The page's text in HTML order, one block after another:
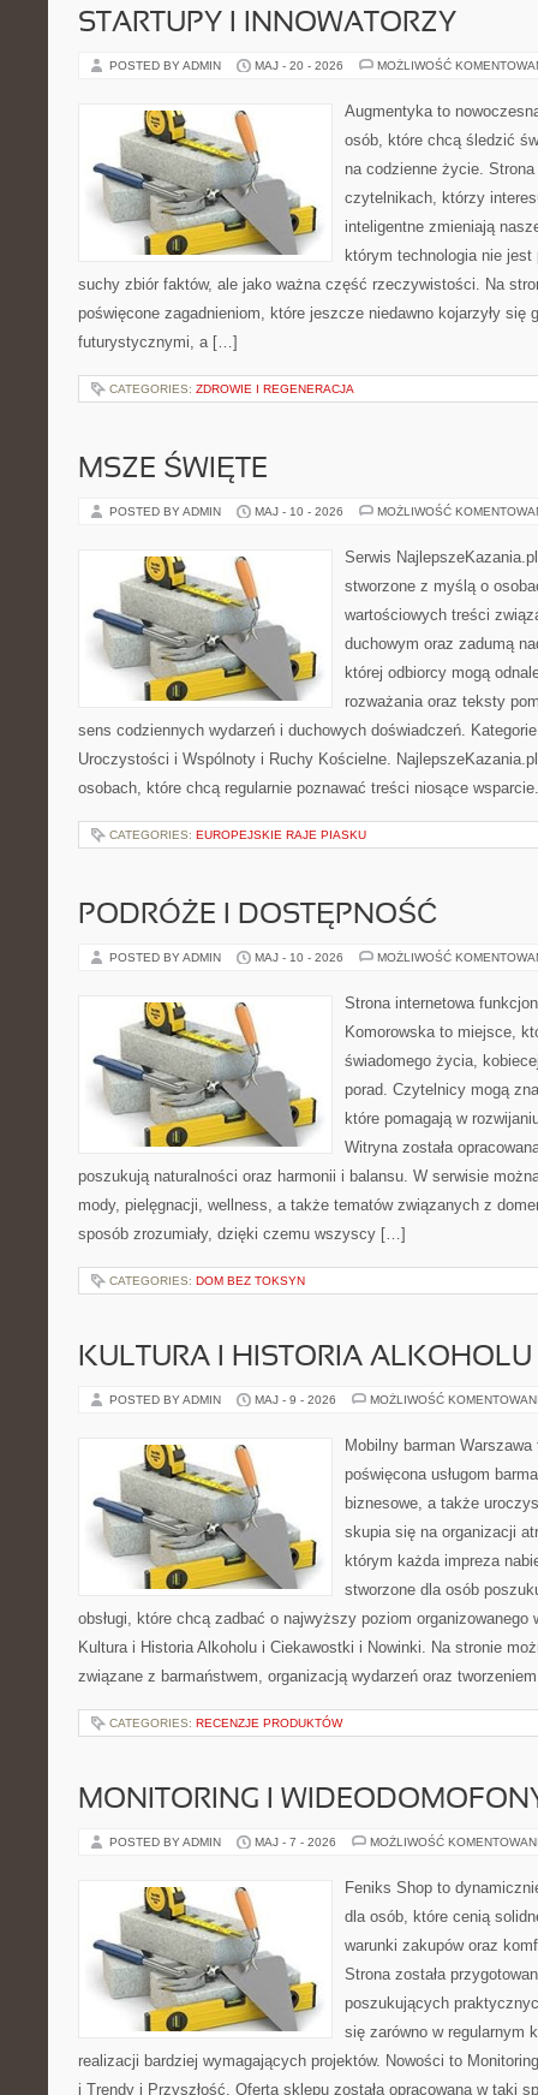
STARTUPY I INNOWATORZY
POSTED BY ADMIN MAJ - 20 - 2026 MOŻLIWOŚĆ
Augmentyka to
osób, które chcą śledzić
na codzienne życie.
czytelnikach, którzy
inteligentne zmieniają
którym technologia nie
suchy zbiór faktów, ale jako ważna część rzeczywistości. Na
poświęcone zagadnieniom, które jeszcze niedawno kojarzyły się
futurystycznymi, a […]
CATEGORIES: ZDROWIE I REGENERACJA
MSZE ŚWIĘTE
POSTED BY ADMIN MAJ - 10 - 2026 MOŻLIWOŚĆ
Serwis
stworzone z myślą o
wartościowych treści
duchowym oraz zadumą
której odbiorcy mogą
rozważania oraz teksty
sens codziennych wydarzeń i duchowych doświadczeń.
Uroczystości i Wspólnoty i Ruchy Kościelne.
osobach, które chcą regularnie poznawać treści niosące
CATEGORIES: EUROPEJSKIE RAJE PIASKU
PODRÓŻE I DOSTĘPNOŚĆ
POSTED BY ADMIN MAJ - 10 - 2026 MOŻLIWOŚĆ
Strona internetowa
Komorowska to miejsce,
świadomego życia,
porad. Czytelnicy mogą
które pomagają w
Witryna została
poszukują naturalności oraz harmonii i balansu. W serwisie
mody, pielęgnacji, wellness, a także tematów związanych z
sposób zrozumiały, dzięki czemu wszyscy […]
CATEGORIES: DOM BEZ TOKSYN
KULTURA I HISTORIA ALKOHOLU
POSTED BY ADMIN MAJ - 9 - 2026 MOŻLIWOŚĆ
Mobilny barman
poświęcona usługom
biznesowe, a także
skupia się na organizacji
którym każda impreza
stworzone dla osób
obsługi, które chcą zadbać o najwyższy poziom organizowanego
Kultura i Historia Alkoholu i Ciekawostki i Nowinki. Na stronie
związane z barmaństwem, organizacją wydarzeń oraz
CATEGORIES: RECENZJE PRODUKTÓW
MONITORING I
POSTED BY ADMIN MAJ - 7 - 2026 MOŻLIWOŚĆ
Feniks Shop to
dla osób, które cenią
warunki zakupów oraz
Strona została
poszukujących
się zarówno w regularnym
realizacji bardziej wymagających projektów. Nowości to
i Trendy i Przyszłość. Oferta sklepu została opracowana w taki